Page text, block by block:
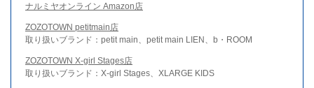
ナルミヤオンライン Amazon店
ZOZOTOWN petitmain店
取り扱いブランド：petit main、petit main LIEN、b・ROOM
ZOZOTOWN X-girl Stages店
取り扱いブランド：X-girl Stages、XLARGE KIDS